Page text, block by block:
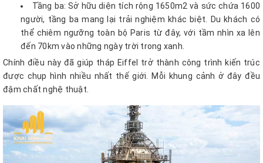
Tầng ba: Sở hữu diện tích rộng 1650m2 và sức chứa 1600
người, tầng ba mang lại trải nghiệm khác biệt. Du khách có
thể chiêm ngưỡng toàn bộ Paris từ đây, với tầm nhìn xa lên
đến 70km vào những ngày trời trong xanh.
Chính điều này đã giúp tháp Eiffel trở thành công trình kiến trúc
được chụp hình nhiều nhất thế giới. Mỗi khung cảnh ở đây đều
đậm chất nghệ thuật.